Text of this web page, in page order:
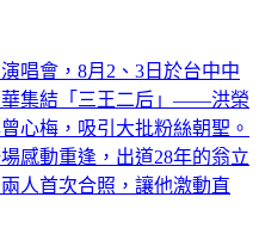
唱會，8月2、3日於台中中
華集結「三王二后」——洪榮
心梅，吸引大批粉絲朝聖。
感動重逢，出道28年的翁立
人首次合照，讓他激動直